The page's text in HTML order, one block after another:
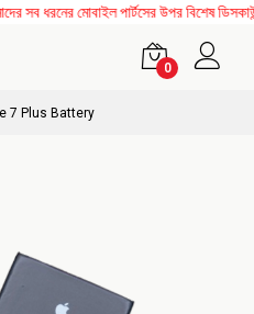
ধরনের মোবাইল পার্টসের উপর বিশেষ
0
7 Plus Battery